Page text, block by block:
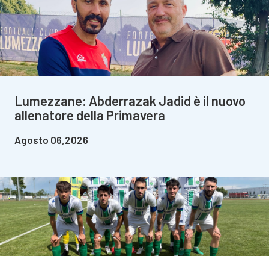
Lumezzane: Abderrazak Jadid è il nuovo
allenatore della Primavera
Agosto 06,2026